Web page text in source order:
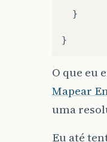
}
}
O que eu
Mapear
uma
Eu até